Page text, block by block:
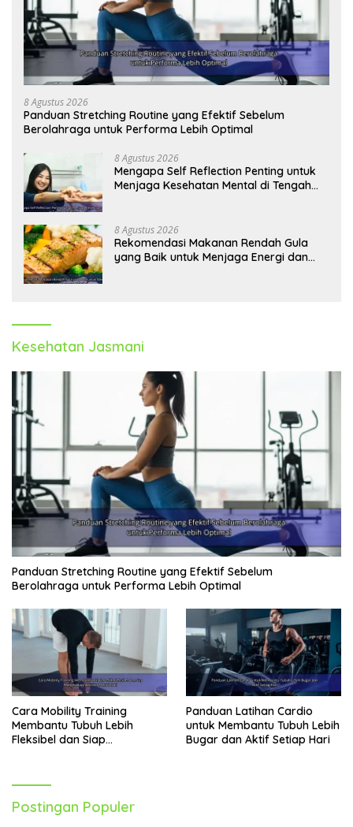
8 Agustus 2026
Panduan Stretching Routine yang Efektif Sebelum
Berolahraga untuk Performa Lebih Optimal
8 Agustus 2026
Mengapa Self Reflection Penting untuk
Menjaga Kesehatan Mental di Tengah
8 Agustus 2026
Rekomendasi Makanan Rendah Gula
yang Baik untuk Menjaga Energi dan
Kesehatan Jasmani
Panduan Stretching Routine yang Efektif Sebelum
Berolahraga untuk Performa Lebih Optimal
Cara Mobility Training
Membantu Tubuh Lebih
Fleksibel dan Siap
Panduan Latihan Cardio
untuk Membantu Tubuh Lebih
Bugar dan Aktif Setiap Hari
Postingan Populer